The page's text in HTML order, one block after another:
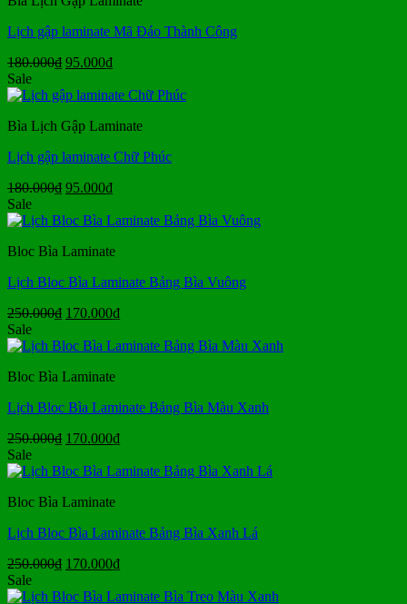
Lịch gập laminate Mã Đáo Thành Công
180.000₫ Giá
là:
95.000₫Giá
tại
95.000₫.
Sale
Bìa Lịch Gập Laminate
Lịch gập laminate Chữ Phúc
180.000₫ Giá
là:
95.000₫Giá
tại
95.000₫.
Sale
Bloc Bìa Laminate
Lịch Bloc Bìa Laminate Bảng Bìa Vuông
250.000₫ Giá
là:
170.000₫Giá
tại
Sale
Bloc Bìa Laminate
Lịch Bloc Bìa Laminate Bảng Bìa Màu Xanh
250.000₫ Giá
là:
170.000₫Giá
tại
Sale
Bloc Bìa Laminate
Lịch Bloc Bìa Laminate Bảng Bìa Xanh Lá
250.000₫ Giá
là:
170.000₫Giá
tại
Sale